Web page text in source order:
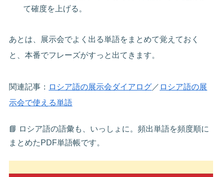
て確度を上げる。
あとは、展示会でよく出る単語をまとめて覚えておく
と、本番でフレーズがすっと出てきます。
関連記事： ロシア語の展示会ダイアログ／ ロシア語の展
示会で使える単語
📘 ロシア語の語彙も、いっしょに。頻出単語を頻度順に
まとめたPDF単語帳です。